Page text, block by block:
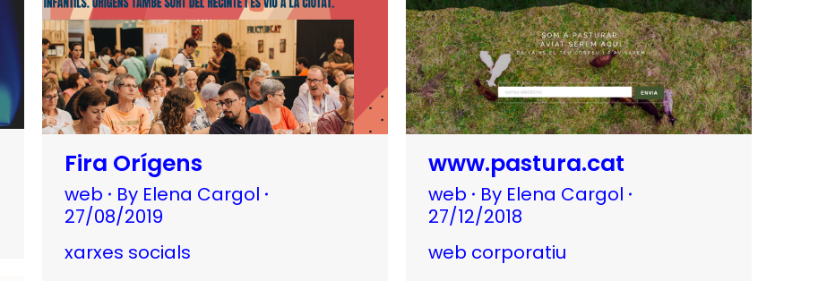
Fira Orígens
web By Elena Cargol
27/08/2019
xarxes socials
www.pastura.cat
web By Elena Cargol
27/12/2018
web corporatiu